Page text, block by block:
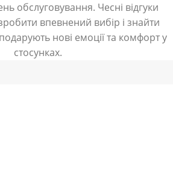
обслуговування. Чесні відгуки
впевнений вибір і знайти
нові емоції та комфорт у
стосунках.